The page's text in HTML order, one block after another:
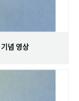
념 영상